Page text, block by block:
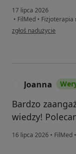
17 lipca 2026
• FilMed • Fizjoterapia
w opinii użytkownika
zgłoś nadużycie
Joanna
Bardzo
wiedzy!
16 lipca 2026 • FilMed •